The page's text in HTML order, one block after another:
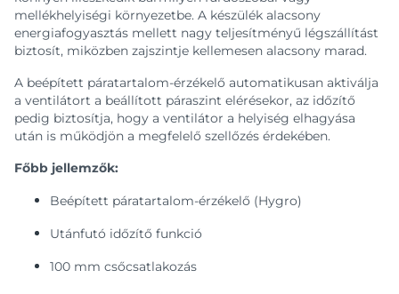
mellékhelyiségi környezetbe. A készülék alacsony
energiafogyasztás mellett nagy teljesítményű légszállítást
biztosít, miközben zajszintje kellemesen alacsony marad.
A beépített páratartalom-érzékelő automatikusan aktiválja
a ventilátort a beállított páraszint elérésekor, az időzítő
pedig biztosítja, hogy a ventilátor a helyiség elhagyása
után is működjön a megfelelő szellőzés érdekében.
Főbb jellemzők:
Beépített páratartalom-érzékelő (Hygro)
Utánfutó időzítő funkció
100 mm csőcsatlakozás